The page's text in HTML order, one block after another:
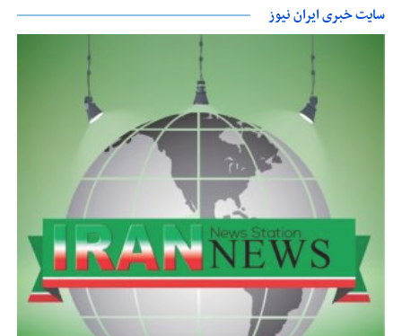
سایت خبری ایران نیوز